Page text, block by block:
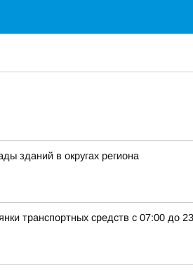
зданий в округах региона
транспортных средств с 07:00 до